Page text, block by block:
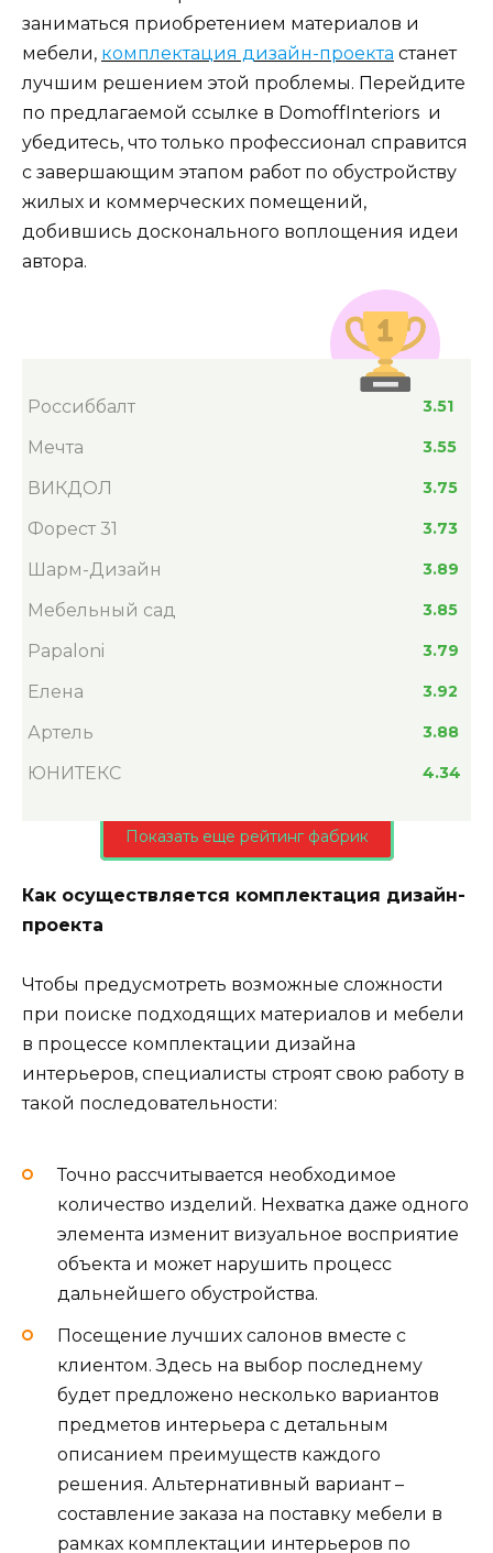
заниматься приобретением материалов и
мебели, комплектация дизайн-проекта станет
лучшим решением этой проблемы. Перейдите
по предлагаемой ссылке в DomoffInteriors и
убедитесь, что только профессионал справится
с завершающим этапом работ по обустройству
жилых и коммерческих помещений,
добившись досконального воплощения идеи
автора.
Россиббалт 3.51
Мечта 3.55
ВИКДОЛ 3.75
Форест 31 3.73
Шарм-Дизайн 3.89
Мебельный сад 3.85
Papaloni 3.79
Елена 3.92
Артель 3.88
ЮНИТЕКС 4.34
Показать еще рейтинг фабрик
Как осуществляется комплектация дизайн-
проекта
Чтобы предусмотреть возможные сложности
при поиске подходящих материалов и мебели
в процессе комплектации дизайна
интерьеров, специалисты строят свою работу в
такой последовательности:
Точно рассчитывается необходимое
количество изделий. Нехватка даже одного
элемента изменит визуальное восприятие
объекта и может нарушить процесс
дальнейшего обустройства.
Посещение лучших салонов вместе с
клиентом. Здесь на выбор последнему
будет предложено несколько вариантов
предметов интерьера с детальным
описанием преимуществ каждого
решения. Альтернативный вариант –
составление заказа на поставку мебели в
рамках комплектации интерьеров по